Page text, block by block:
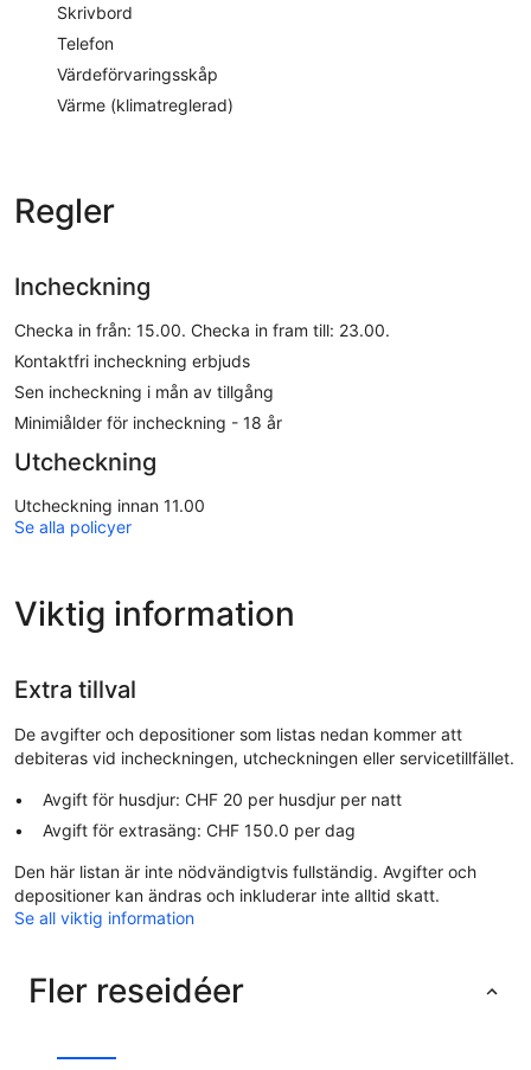
Skrivbord
Telefon
Värdeförvaringsskåp
Värme (klimatreglerad)
Regler
Incheckning
Checka in från: 15.00. Checka in fram till: 23.00.
Kontaktfri incheckning erbjuds
Sen incheckning i mån av tillgång
Minimiålder för incheckning - 18 år
Utcheckning
Utcheckning innan 11.00
Se alla policyer
Viktig information
Extra tillval
De avgifter och depositioner som listas nedan kommer att
debiteras vid incheckningen, utcheckningen eller servicetillfället.
Avgift för husdjur: CHF 20 per husdjur per natt
Avgift för extrasäng: CHF 150.0 per dag
Den här listan är inte nödvändigtvis fullständig. Avgifter och
depositioner kan ändras och inkluderar inte alltid skatt.
Se all viktig information
Fler reseidéer